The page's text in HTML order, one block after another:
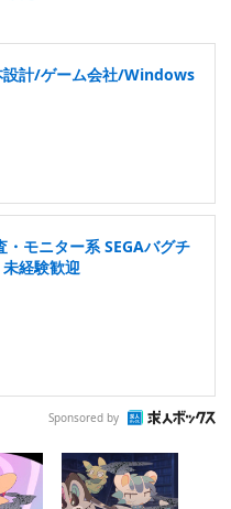
設計/ゲーム会社/Windows
モニター系 SEGAバグチ
経験歓迎
Sponsored by